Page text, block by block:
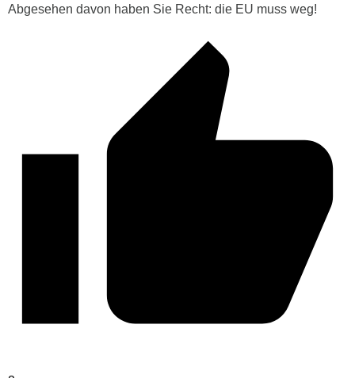
Abgesehen davon haben Sie Recht: die EU muss weg!